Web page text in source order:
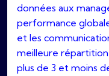
données aux
performance
et les
meilleure
plus de 3 et moins